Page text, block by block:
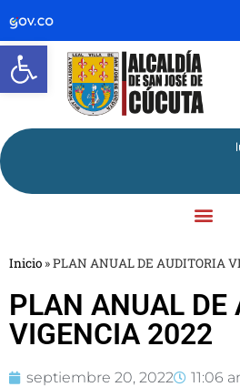
Abrir barra de
Inicio »PLAN ANUAL DE AUDITORIA
PLAN ANUAL DE
VIGENCIA 2022
septiembre 20, 2022 11:06